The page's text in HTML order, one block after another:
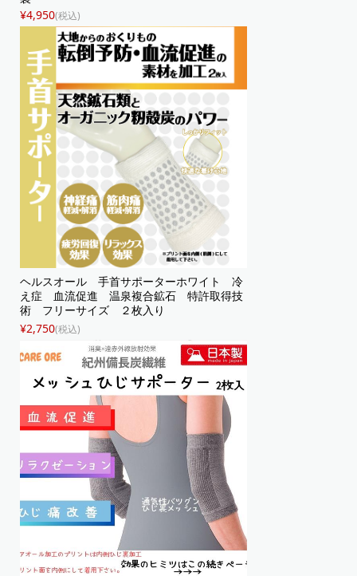
¥4,950(税込)
ヘルスオール 手首サポーターホワイト 冷
え症 血流促進 温泉複合鉱石 特許取得技
術 フリーサイズ ２枚入り
¥2,750(税込)